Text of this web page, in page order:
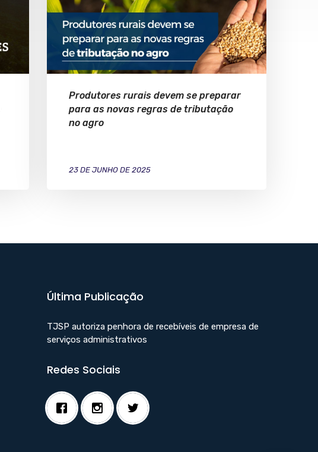
Produtores rurais devem se preparar
para as novas regras de tributação
no agro
23 DE JUNHO DE 2025
Última Publicação
TJSP autoriza penhora de recebíveis de empresa de
serviços administrativos
Redes Sociais